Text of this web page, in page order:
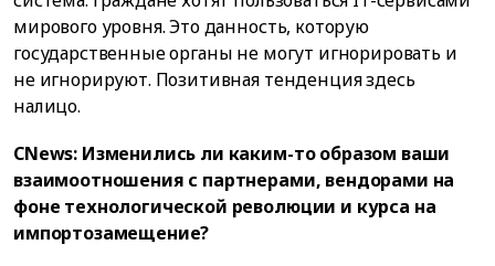
мирового уровня. Это данность, которую
государственные органы не могут игнорировать и
не игнорируют. Позитивная тенденция здесь
налицо.
CNews: Изменились ли каким-то образом ваши
взаимоотношения с партнерами, вендорами на
фоне технологической революции и курса на
импортозамещение?